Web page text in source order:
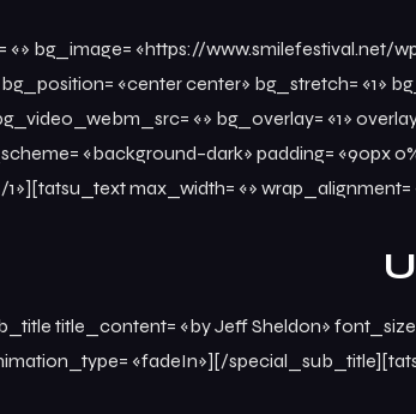
bg_image= «https://www.smilefestival.net/
«center center» bg_stretch= «1»
«» bg_overlay= «1»
«background–dark» padding= «90px
1»][tatsu_text max_width= «»
title_content= «by Jeff Sheldon»
«fadeIn»][/